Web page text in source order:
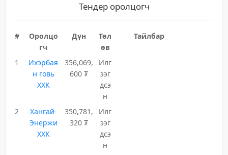
Тендер оролцогч
#
Оролцо
гч
Дүн
Төл
өв
Тайлбар
1
Ихэрбая
н говь
ХХК
356,069,
600 ₮
Илг
ээг
дсэ
н
2
Хангай-
Энержи
ХХК
350,781,
320 ₮
Илг
ээг
дсэ
н